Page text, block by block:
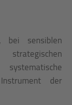
bei sensiblen
der